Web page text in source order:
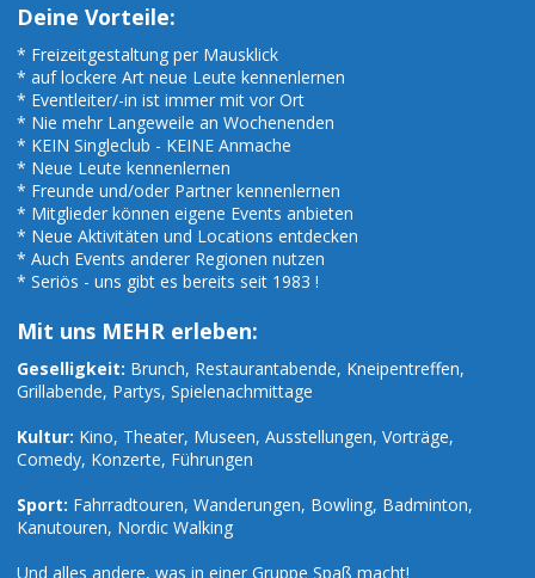
Deine Vorteile:
* Freizeitgestaltung per Mausklick
* auf lockere Art neue Leute kennenlernen
* Eventleiter/-in ist immer mit vor Ort
* Nie mehr Langeweile an Wochenenden
* KEIN Singleclub - KEINE Anmache
* Neue Leute kennenlernen
* Freunde und/oder Partner kennenlernen
* Mitglieder können eigene Events anbieten
* Neue Aktivitäten und Locations entdecken
* Auch Events anderer Regionen nutzen
* Seriös - uns gibt es bereits seit 1983 !
Mit uns MEHR erleben:
Geselligkeit: Brunch, Restaurantabende, Kneipentreffen,
Grillabende, Partys, Spielenachmittage
Kultur: Kino, Theater, Museen, Ausstellungen, Vorträge,
Comedy, Konzerte, Führungen
Sport: Fahrradtouren, Wanderungen, Bowling, Badminton,
Kanutouren, Nordic Walking
Und alles andere, was in einer Gruppe Spaß macht!